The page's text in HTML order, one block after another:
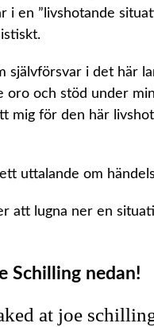
i en ”livshotande
självförsvar i det här
och stöd under
mig för den här
uttalande om
att lugna ner en
Schilling nedan!
at joe